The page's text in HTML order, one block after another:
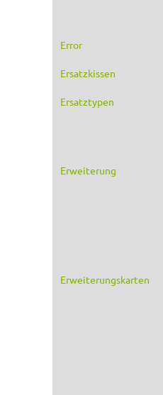
Error
Ersatzkissen
Ersatztypen
Erweiterung
Erweiterungskarten